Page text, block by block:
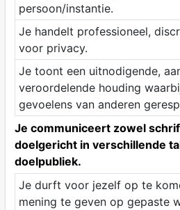
persoon/instantie.
Je handelt professioneel,
voor privacy.
Je toont een uitnodigende,
veroordelende houding
gevoelens van anderen
Je communiceert zowel
doelgericht in verschillende
doelpubliek.
Je durft voor jezelf op te
mening te geven op gepaste